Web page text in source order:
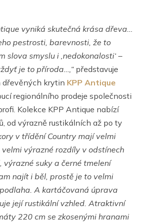
vyniká skutečná krása dřeva…
pestrosti, barevnosti, že to
slova smyslu i ,nedokonalosti‘ –
je to příroda…,“ představuje
krytin KPP Antique
regionálního prodeje společnosti
Kolekce KPP Antique nabízí
od výrazně rustikálních až po ty
v třídění Country mají velmi
výrazné rozdíly v odstínech
výrazné suky a černé tmelení
najít i běl, prostě je to velmi
A kartáčovaná úprava
její rustikální vzhled. Atraktivní
220 cm se zkosenými hranami